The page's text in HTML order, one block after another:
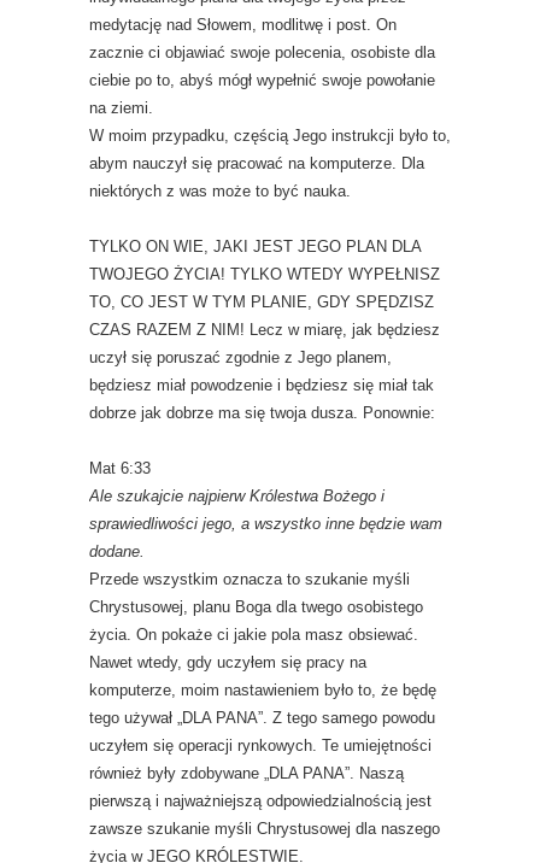
medytację nad Słowem, modlitwę i post. On
zacznie ci objawiać swoje polecenia, osobiste dla
ciebie po to, abyś mógł wypełnić swoje powołanie
na ziemi.
W moim przypadku, częścią Jego instrukcji było to,
abym nauczył się pracować na komputerze. Dla
niektórych z was może to być nauka.
TYLKO ON WIE, JAKI JEST JEGO PLAN DLA
TWOJEGO ŻYCIA! TYLKO WTEDY WYPEŁNISZ
TO, CO JEST W TYM PLANIE, GDY SPĘDZISZ
CZAS RAZEM Z NIM! Lecz w miarę, jak będziesz
uczył się poruszać zgodnie z Jego planem,
będziesz miał powodzenie i będziesz się miał tak
dobrze jak dobrze ma się twoja dusza. Ponownie:
Mat 6:33
Ale szukajcie najpierw Królestwa Bożego i
sprawiedliwości jego, a wszystko inne będzie wam
dodane.
Przede wszystkim oznacza to szukanie myśli
Chrystusowej, planu Boga dla twego osobistego
życia. On pokaże ci jakie pola masz obsiewać.
Nawet wtedy, gdy uczyłem się pracy na
komputerze, moim nastawieniem było to, że będę
tego używał „DLA PANA”. Z tego samego powodu
uczyłem się operacji rynkowych. Te umiejętności
również były zdobywane „DLA PANA”. Naszą
pierwszą i najważniejszą odpowiedzialnością jest
zawsze szukanie myśli Chrystusowej dla naszego
życia w JEGO KRÓLESTWIE.